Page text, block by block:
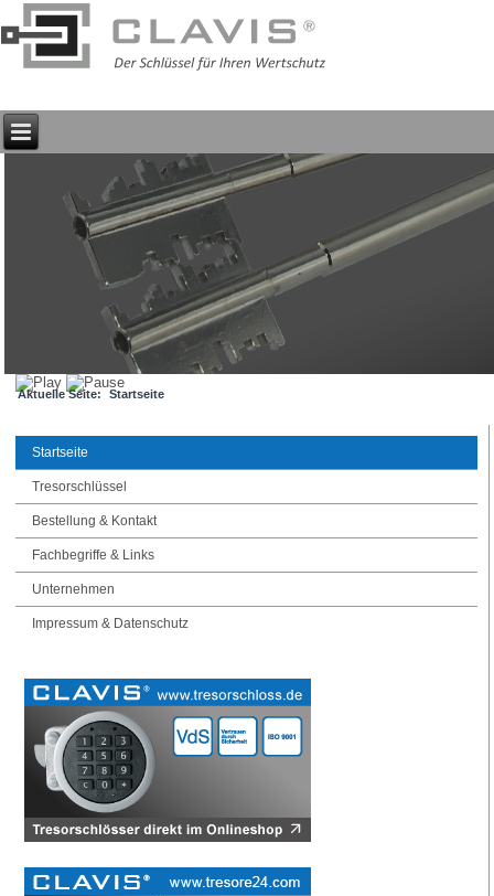
Aktuelle Seite: Startseite
Startseite
Tresorschlüssel
Bestellung & Kontakt
Fachbegriffe & Links
Unternehmen
Impressum & Datenschutz